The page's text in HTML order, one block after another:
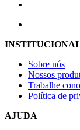
Sobre nós
Nossos
Trabalhe
Política de
AJUDA